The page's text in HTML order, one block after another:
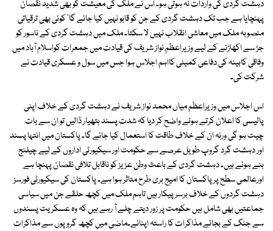
دہشت گردی کی واردات نہ ہوتی ہو۔ اس نے ملک کی معیشت کو بھی شدید نقصان
پہنچایا ہے جب تک دہشت گردی کے جن کو قابو نہیں کیا جائے گا' کوئی بھی ترقیاتی
منصوبہ ملک میں معاشی انقلاب نہیں لا سکتا۔ ملک میں دہشت گردی کے ناسور کو
جڑ سے اکھاڑنے کے لیے وزیراعظم نواز شریف کی قیادت میں جمعرات کواسلام آباد میں
وفاقی کابینہ کی دفاعی کمیٹی کااہم اجلاس ہوا جس میں سول و عسکری قیادت نے
شرکت کی۔
اس اجلاس میں وزیراعظم میاں محمد نواز شریف نے دہشت گردی کے خلاف اپنی
پالیسی کا اعلان کرتے ہوئے واضح کر دیا کہ شدت پسند ہتھیار ڈالیں تو ان سے بات
چیت ہو گی ورنہ ان کے خلاف طاقت کا استعمال کیا جائے گا۔ پاکستان میں انتہا پسند
اور دہشت گرد گروپ طویل عرصے سے حکومت اور سیکیورٹی اداروں کے لیے چیلنج
بنے ہوئے ہیں۔ دہشت گردی کے باعث وطن عزیز کو ناقابل تلافی نقصان پہنچا ہے
اورعالمی سطح پر پاکستان کا امیج بری طرح متاثر ہوا ہے۔ پاکستان کی سیکیورٹی فورسز
دہشت گردوں کے خلاف برسرپیکار ہیں تاہم ملک میں کچھ حلقے جن میں سیاسی
جماعتیں بھی شامل ہیں حکومت پر زور دیتے چلے آ رہے ہیں کہ وہ عسکریت پسندوں
سے جنگ کے بجائے مذاکرات کا راستہ اپنائے۔ماضی میں کچھ گروپوں سے مذاکرات